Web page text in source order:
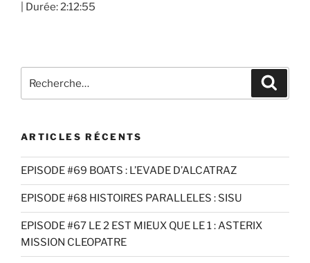
SHARE
EMBED
Durée: 2:12:55
pour
ARTICLES RÉCENTS
EPISODE #69 BOATS : L’EVADE D’ALCATRAZ
EPISODE #68 HISTOIRES PARALLELES : SISU
EPISODE #67 LE 2 EST MIEUX QUE LE 1 : ASTERIX
MISSION CLEOPATRE